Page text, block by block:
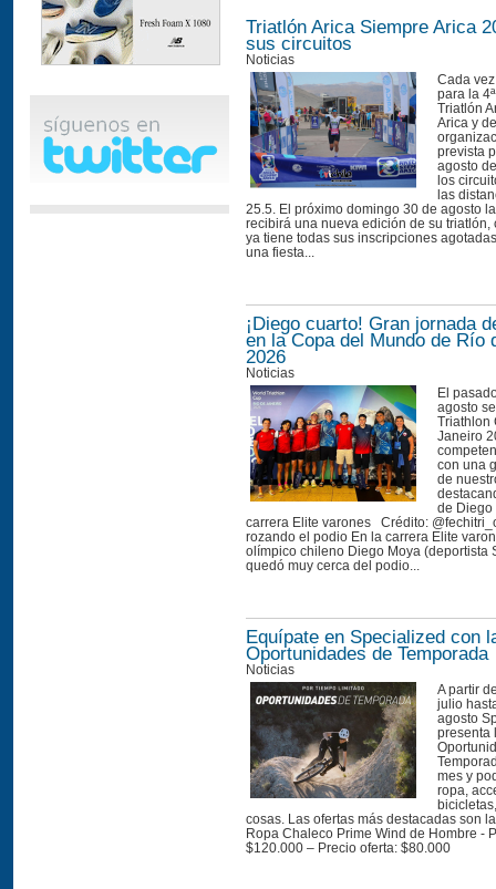
Triatlón Arica Siempre Arica
sus circuitos
Noticias
Cada
para la
Triatlón
Arica y
prevista
agosto
los
las
25.5. El próximo domingo 30 de agosto
recibirá una nueva edición de su triatlón,
ya tiene todas sus inscripciones
una fiesta...
¡Diego cuarto! Gran jornada
en la Copa del Mundo de Río
2026
Noticias
El
agosto
Triathlon
Janeiro
con una
de
de Diego
carrera Elite varones Crédito:
rozando el podio En la carrera Elite
olímpico chileno Diego Moya (deportista
quedó muy cerca del podio...
Equípate en Specialized con
Oportunidades de Temporada
Noticias
A partir
julio
agosto
presenta
mes y
ropa,
cosas. Las ofertas más destacadas son
Ropa Chaleco Prime Wind de Hombre -
$120.000 – Precio oferta: $80.000